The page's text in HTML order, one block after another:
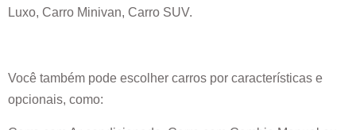
Luxo, Carro Minivan, Carro SUV.
Você também pode escolher carros por características e
opcionais, como: